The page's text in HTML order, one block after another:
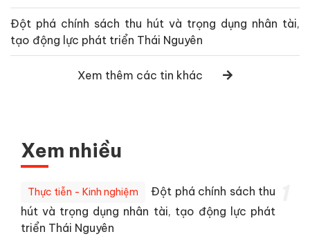
Đột phá chính sách thu hút và trọng dụng nhân tài,
tạo động lực phát triển Thái Nguyên
Xem thêm các tin khác
Xem nhiều
Thực tiễn - Kinh nghiệm
Đột phá chính sách thu
hút và trọng dụng nhân tài, tạo động lực phát
triển Thái Nguyên